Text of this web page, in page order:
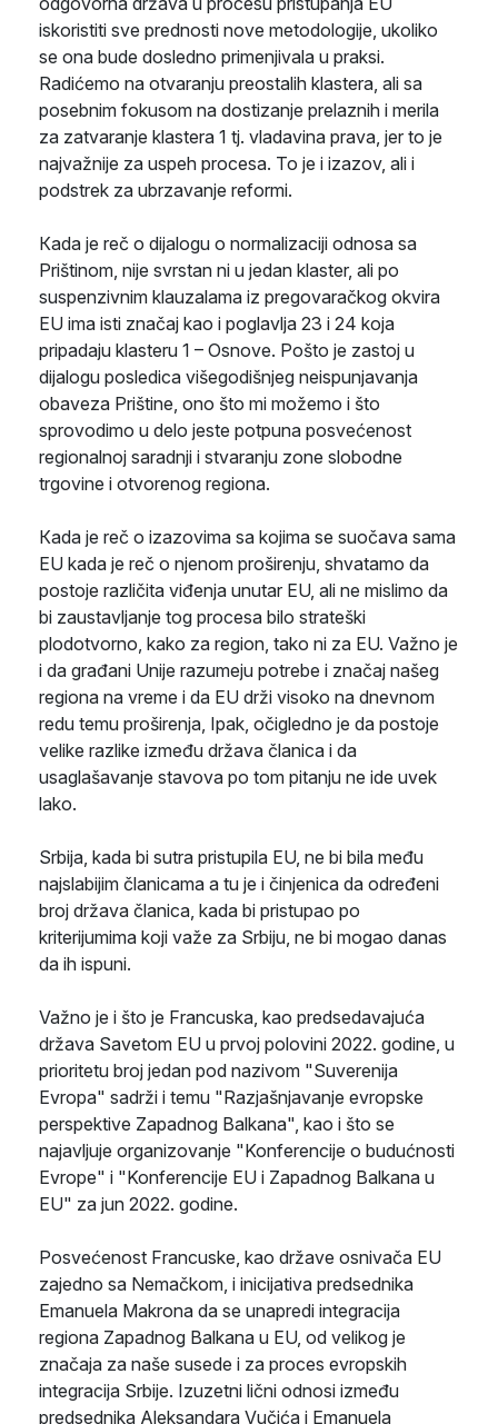
iskoristiti sve prednosti nove metodologije, ukoliko
se ona bude dosledno primenjivala u praksi.
Radićemo na otvaranju preostalih klastera, ali sa
posebnim fokusom na dostizanje prelaznih i merila
za zatvaranje klastera 1 tj. vladavina prava, jer to je
najvažnije za uspeh procesa. To je i izazov, ali i
podstrek za ubrzavanje reformi.
Кada je reč o dijalogu o normalizaciji odnosa sa
Prištinom, nije svrstan ni u jedan klaster, ali po
suspenzivnim klauzalama iz pregovaračkog okvira
EU ima isti značaj kao i poglavlja 23 i 24 koja
pripadaju klasteru 1 – Osnove. Pošto je zastoj u
dijalogu posledica višegodišnjeg neispunjavanja
obaveza Prištine, ono što mi možemo i što
sprovodimo u delo jeste potpuna posvećenost
regionalnoj saradnji i stvaranju zone slobodne
trgovine i otvorenog regiona.
Кada je reč o izazovima sa kojima se suočava sama
EU kada je reč o njenom proširenju, shvatamo da
postoje različita viđenja unutar EU, ali ne mislimo da
bi zaustavljanje tog procesa bilo strateški
plodotvorno, kako za region, tako ni za EU. Važno je
i da građani Unije razumeju potrebe i značaj našeg
regiona na vreme i da EU drži visoko na dnevnom
redu temu proširenja, Ipak, očigledno je da postoje
velike razlike između država članica i da
usaglašavanje stavova po tom pitanju ne ide uvek
lako.
Srbija, kada bi sutra pristupila EU, ne bi bila među
najslabijim članicama a tu je i činjenica da određeni
broj država članica, kada bi pristupao po
kriterijumima koji važe za Srbiju, ne bi mogao danas
da ih ispuni.
Važno je i što je Francuska, kao predsedavajuća
država Savetom EU u prvoj polovini 2022. godine, u
prioritetu broj jedan pod nazivom "Suverenija
Evropa" sadrži i temu "Razjašnjavanje evropske
perspektive Zapadnog Balkana", kao i što se
najavljuje organizovanje "Konferencije o budućnosti
Evrope" i "Konferencije EU i Zapadnog Balkana u
EU" za jun 2022. godine.
Posvećenost Francuske, kao države osnivača EU
zajedno sa Nemačkom, i inicijativa predsednika
Emanuela Makrona da se unapredi integracija
regiona Zapadnog Balkana u EU, od velikog je
značaja za naše susede i za proces evropskih
integracija Srbije. Izuzetni lični odnosi između
predsednika Aleksandara Vučića i Emanuela